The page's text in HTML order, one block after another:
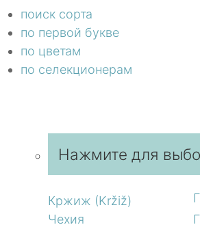
поиск сорта
по первой букве
по цветам
по селекционерам
Нажмите для
Кржиж (Kržiž)
Чехия